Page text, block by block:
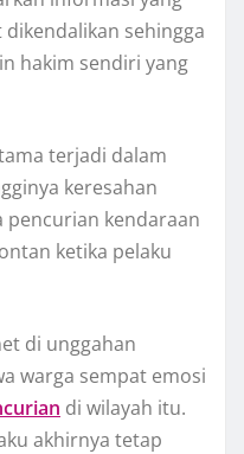
sehingga
hakim sendiri yang
terjadi dalam
keresahan
pencurian kendaraan
ketika pelaku
di unggahan
warga sempat emosi
di wilayah itu.
akhirnya tetap